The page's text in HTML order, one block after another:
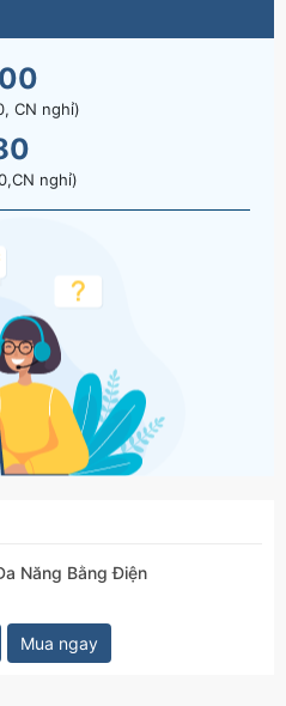
CN nghỉ)
nghỉ)
Năng Bằng Điện
Mua ngay